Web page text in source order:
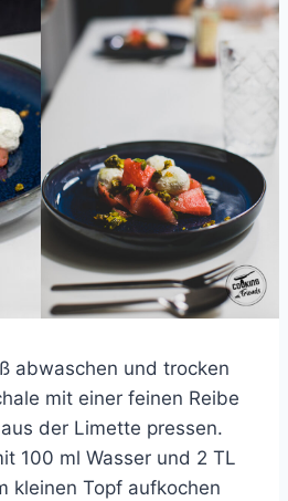
abwaschen und trocken
mit einer feinen Reibe
der Limette pressen.
100 ml Wasser und 2 TL
kleinen Topf aufkochen